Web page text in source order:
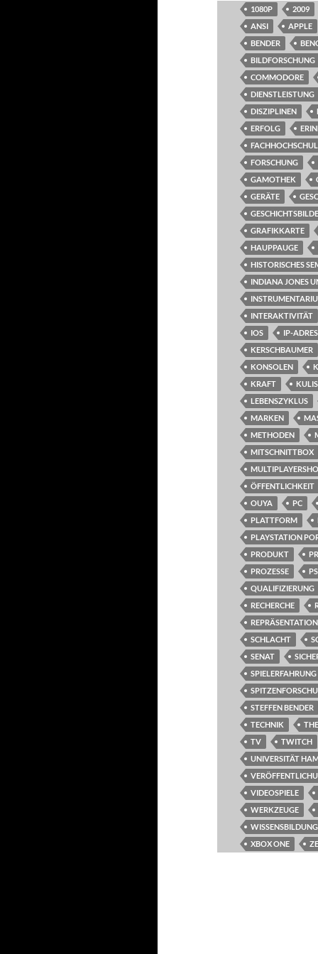
1080P 2009
ANSI
APPLE
BENDER
BILDFORSCHUNG
COMMODORE
DIENSTLEISTUNG
DISZIPLINEN
ERFOLG
FORSCHUNG
GAMOTHEK
GERÄTE
GRAFIKKARTE
HAUPPAUGE
HISTORISCHES
INDIANA JONES
INTERAKTIVITÄT
IOS
IP-
KERSCHBAUMER
KONSOLEN
KRAFT
LEBENSZYKLUS
MARKEN
METHODEN
MITSCHNITTBOX
ÖFFENTLICHKEIT
OUYA
PC
PLATTFORM
PLAYSTATION
PRODUKT
PROZESSE
QUALIFIZIERUNG
RECHERCHE
REPRÄSENTATION
SCHLACHT
SENAT
SPIELERFAHRUNG
STEFFEN BENDER
TECHNIK
TV
TWITCH
UNIVERSITÄT
VIDEOSPIELE
WERKZEUGE
WISSENSBILDUNG
XBOX ONE